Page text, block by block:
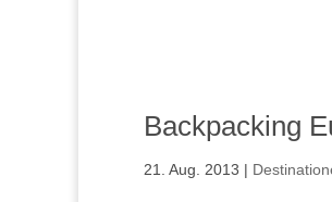
Backpacking
21. Aug. 2013 |